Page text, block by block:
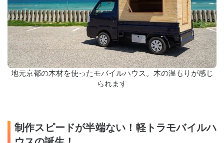
地元京都の木材を使ったモバイルハウス。木の温もりが感じ
られます
制作スピードが半端ない！軽トラモバイルハ